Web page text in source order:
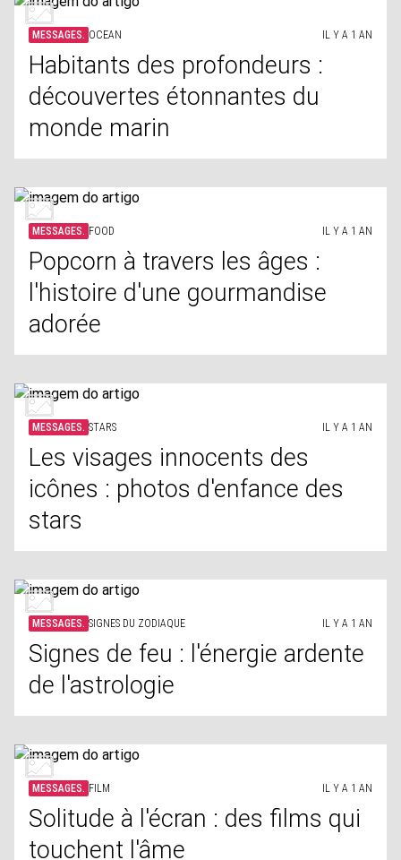
MESSAGES. OCEAN IL Y A 1 AN
Habitants des profondeurs :
découvertes étonnantes du
monde marin
MESSAGES. FOOD IL Y A 1 AN
Popcorn à travers les âges :
l'histoire d'une gourmandise
adorée
MESSAGES. STARS IL Y A 1 AN
Les visages innocents des
icônes : photos d'enfance des
stars
MESSAGES. SIGNES DU ZODIAQUE IL Y A 1 AN
Signes de feu : l'énergie ardente
de l'astrologie
MESSAGES. FILM IL Y A 1 AN
Solitude à l'écran : des films qui
touchent l'âme